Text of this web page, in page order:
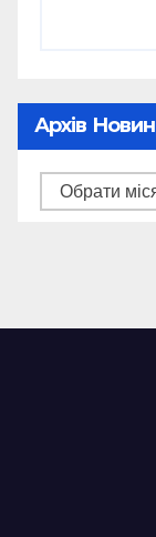
Архів Новин
Архів